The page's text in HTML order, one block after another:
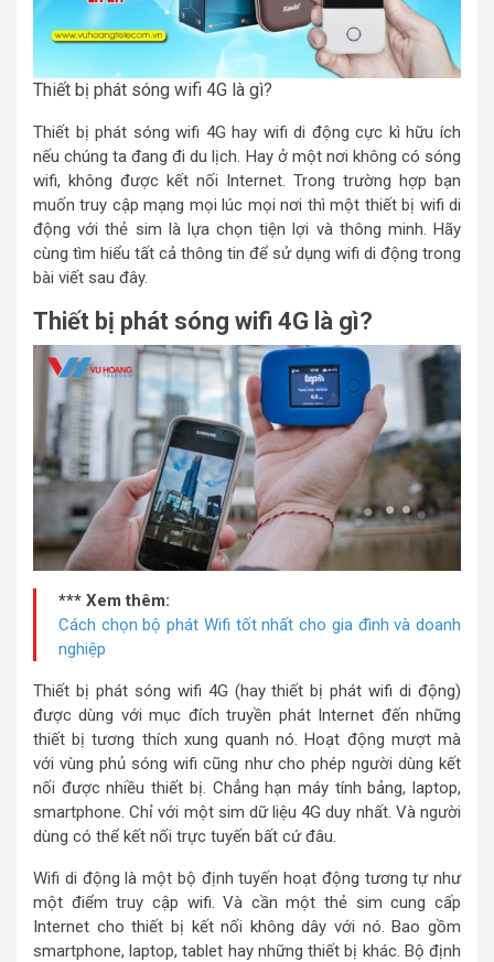
Thiết bị phát sóng wifi 4G là gì?
Thiết bị phát sóng wifi 4G hay wifi di động cực kì hữu ích
nếu chúng ta đang đi du lịch. Hay ở một nơi không có sóng
wifi, không được kết nối Internet. Trong trường hợp bạn
muốn truy cập mạng mọi lúc mọi nơi thì một thiết bị wifi di
động với thẻ sim là lựa chọn tiện lợi và thông minh. Hãy
cùng tìm hiểu tất cả thông tin để sử dụng wifi di động trong
bài viết sau đây.
Thiết bị phát sóng wifi 4G là gì?
*** Xem thêm:
Cách chọn bộ phát Wifi tốt nhất cho gia đình và doanh
nghiệp
Thiết bị phát sóng wifi 4G (hay thiết bị phát wifi di động)
được dùng với mục đích truyền phát Internet đến những
thiết bị tương thích xung quanh nó. Hoạt động mượt mà
với vùng phủ sóng wifi cũng như cho phép người dùng kết
nối được nhiều thiết bị. Chẳng hạn máy tính bảng, laptop,
smartphone. Chỉ với một sim dữ liệu 4G duy nhất. Và người
dùng có thể kết nối trực tuyến bất cứ đâu.
Wifi di động là một bộ định tuyến hoạt động tương tự như
một điểm truy cập wifi. Và cần một thẻ sim cung cấp
Internet cho thiết bị kết nối không dây với nó. Bao gồm
smartphone, laptop, tablet hay những thiết bị khác. Bộ định